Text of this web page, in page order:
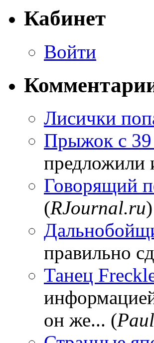
Кабинет
Войти
Лисички
Прыжок с
предложили
Говорящий
(RJournal.ru)
правильно
Танец
он же... (